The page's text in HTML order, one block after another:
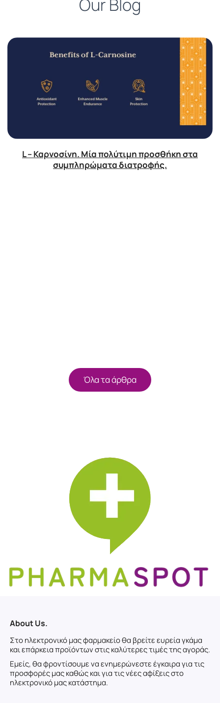
Our Blog
L – Καρνοσίνη. Μία πολύτιμη προσθήκη στα
συμπληρώματα διατροφής.
Όλα τα άρθρα
About Us.
Στο ηλεκτρονικό μας φαρμακείο θα βρείτε ευρεία γκάμα
και επάρκεια προϊόντων στις καλύτερες τιμές της αγοράς.
Εμείς, θα φροντίσουμε να ενημερώνεστε έγκαιρα για τις
προσφορές μας καθώς και για τις νέες αφίξεις στο
ηλεκτρονικό μας κατάστημα.